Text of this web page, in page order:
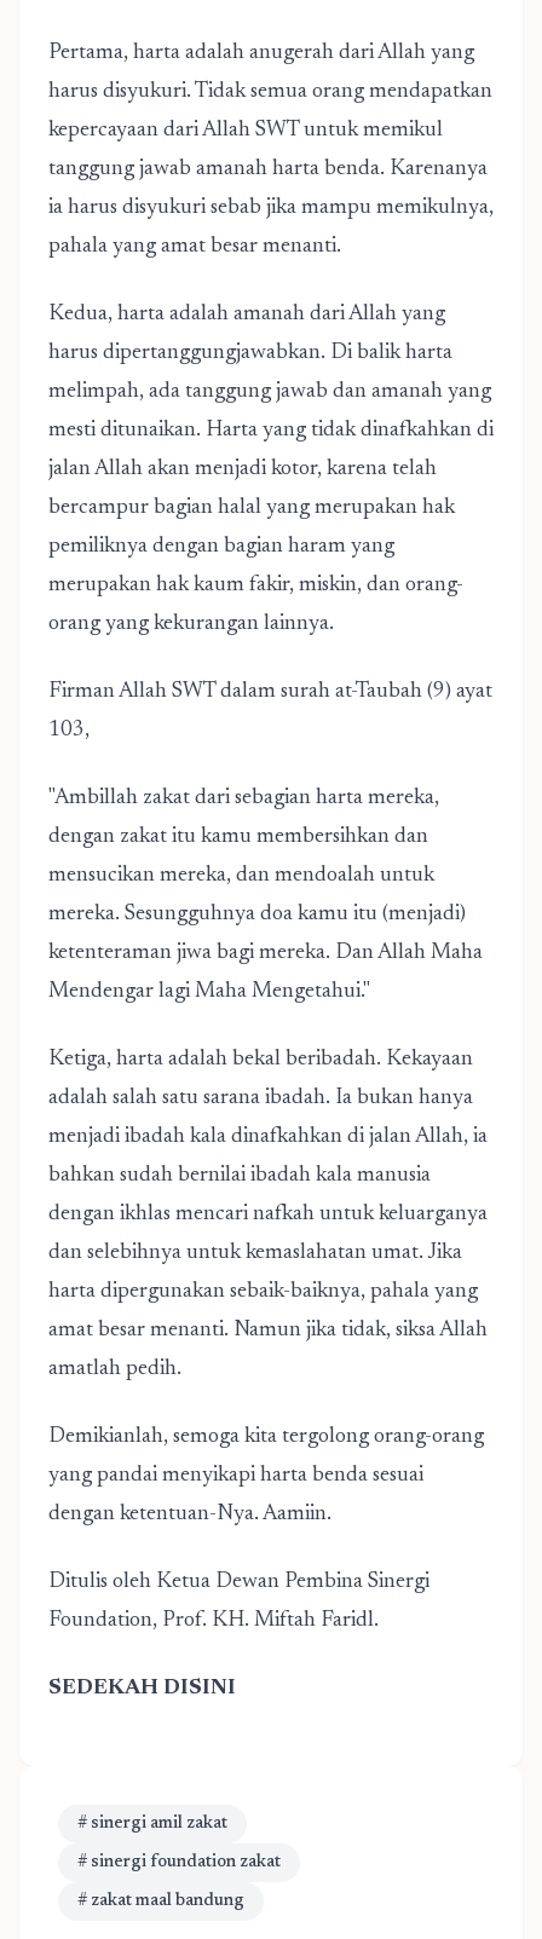
Pertama, harta adalah anugerah dari Allah yang
harus disyukuri. Tidak semua orang mendapatkan
kepercayaan dari Allah SWT untuk memikul
tanggung jawab amanah harta benda. Karenanya
ia harus disyukuri sebab jika mampu memikulnya,
pahala yang amat besar menanti.
Kedua, harta adalah amanah dari Allah yang
harus dipertanggungjawabkan. Di balik harta
melimpah, ada tanggung jawab dan amanah yang
mesti ditunaikan. Harta yang tidak dinafkahkan di
jalan Allah akan menjadi kotor, karena telah
bercampur bagian halal yang merupakan hak
pemiliknya dengan bagian haram yang
merupakan hak kaum fakir, miskin, dan orang-
orang yang kekurangan lainnya.
Firman Allah SWT dalam surah at-Taubah (9) ayat
103,
"Ambillah zakat dari sebagian harta mereka,
dengan zakat itu kamu membersihkan dan
mensucikan mereka, dan mendoalah untuk
mereka. Sesungguhnya doa kamu itu (menjadi)
ketenteraman jiwa bagi mereka. Dan Allah Maha
Mendengar lagi Maha Mengetahui."
Ketiga, harta adalah bekal beribadah. Kekayaan
adalah salah satu sarana ibadah. Ia bukan hanya
menjadi ibadah kala dinafkahkan di jalan Allah, ia
bahkan sudah bernilai ibadah kala manusia
dengan ikhlas mencari nafkah untuk keluarganya
dan selebihnya untuk kemaslahatan umat. Jika
harta dipergunakan sebaik-baiknya, pahala yang
amat besar menanti. Namun jika tidak, siksa Allah
amatlah pedih.
Demikianlah, semoga kita tergolong orang-orang
yang pandai menyikapi harta benda sesuai
dengan ketentuan-Nya. Aamiin.
Ditulis oleh Ketua Dewan Pembina Sinergi
Foundation, Prof. KH. Miftah Faridl.
SEDEKAH DISINI
# sinergi amil zakat
# sinergi foundation zakat
# zakat maal bandung